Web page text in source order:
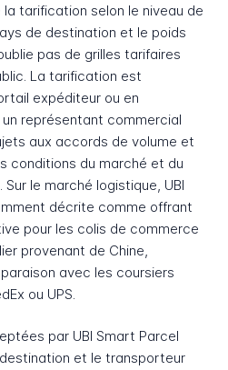
la tarification selon le niveau de
de destination et le poids
pas de grilles tarifaires
La tarification est
expéditeur ou en
représentant commercial
aux accords de volume et
conditions du marché et du
le marché logistique, UBI
décrite comme offrant
pour les colis de commerce
provenant de Chine,
avec les coursiers
ou UPS.
par UBI Smart Parcel
et le transporteur